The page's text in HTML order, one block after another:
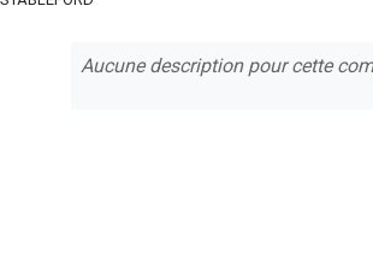
Aucune description pour cette